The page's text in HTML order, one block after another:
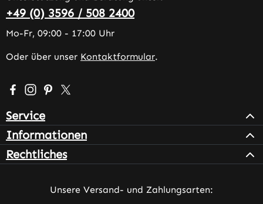
+49 (0) 3596 / 508 2400
Mo-Fr, 09:00 - 17:00 Uhr
Oder über unser Kontaktformular.
Besuche uns auf Facebook – öffnet in neuem Tab
Schau auf Instagram vorbei – öffnet in neuem Tab
Lass dich auf Pinterest inspirieren – öffnet in
Folge uns auf X – öffnet in neuem Tab
Service
Informationen
Rechtliches
Unsere Versand- und Zahlungsarten: